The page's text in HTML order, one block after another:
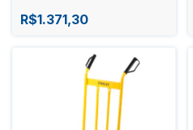
R$1.371,30